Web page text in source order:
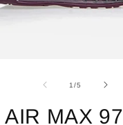
1/de
5
AIR MAX 97